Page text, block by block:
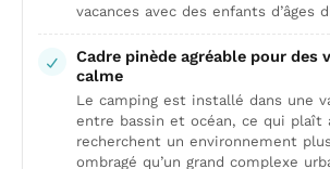
vacances avec des enfants d’âges
Cadre pinède agréable pour des
calme
Le camping est installé dans une
entre bassin et océan, ce qui plaît
recherchent un environnement
ombragé qu’un grand complexe